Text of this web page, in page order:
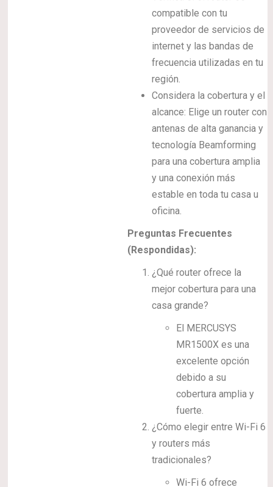
compatible con tu
proveedor de servicios de
internet y las bandas de
frecuencia utilizadas en tu
región.
Considera la cobertura y el
alcance: Elige un router con
antenas de alta ganancia y
tecnología Beamforming
para una cobertura amplia
y una conexión más
estable en toda tu casa u
oficina.
Preguntas Frecuentes
(Respondidas):
¿Qué router ofrece la
mejor cobertura para una
casa grande?
El MERCUSYS
MR1500X es una
excelente opción
debido a su
cobertura amplia y
fuerte.
¿Cómo elegir entre Wi-Fi 6
y routers más
tradicionales?
Wi-Fi 6 ofrece